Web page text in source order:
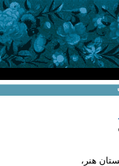
هنر،